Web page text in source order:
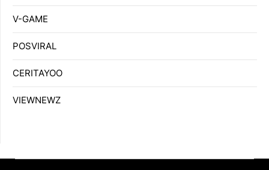
V-GAME
POSVIRAL
CERITAYOO
VIEWNEWZ